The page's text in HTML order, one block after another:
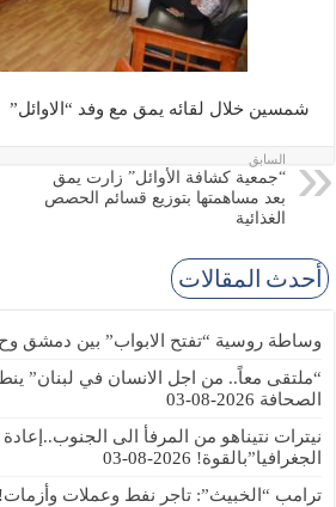
شمسين خلال لقائه يمق مع وفد “الاوائل”
السابق
“جمعية كشافة الأوائل” زارت يمق
بعد مساهمتها بتوزيع قسائم الحصص
الغذائية
أحدث المقالات
وساطة روسية “تفتح الابواب” بين دمشق
“ملتقى معاً.. من اجل الانسان في لبنان”
الصحافة 2026-08-03
نيترات نتيناهو من المرفأ الى
الجغرافيا”بالقوة! 2026-08-03
ترامب “الخبيث”: تاجر نفط وعملات وأزمات!